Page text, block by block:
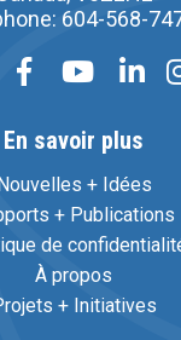
604-568-
En savoir plus
Nouvelles + Idées
+ Publications
de
À propos
+ Initiatives